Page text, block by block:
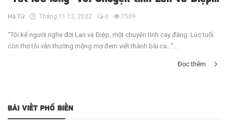
Hà Tử Tháng 11 12, 2022 0 7509
“Tôi kể người nghe đời Lan và Điệp, một chuyện tình cay đắng. Lúc tuổi
còn thơ tôi vẫn thường mộng mơ đem viết thành bài ca…”...
Đọc thêm
BÀI VIẾT PHỔ BIẾN